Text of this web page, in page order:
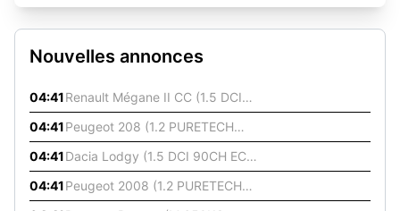
Nouvelles annonces
04:41Renault Mégane II CC (1.5 DCI
105CH FAP PRIVILEGE ECO²)
Berline -
04:41Peugeot 208 (1.2 PURETECH
68CH E6.C LIKE 5P) Berline -
Autres - Année
04:41Dacia Lodgy (1.5 DCI 90CH ECO²
AMBIANCE 7 PLACES)
Monospace - Diesel -
04:41Peugeot 2008 (1.2 PURETECH
110CH ALLURE S&S) Berline -